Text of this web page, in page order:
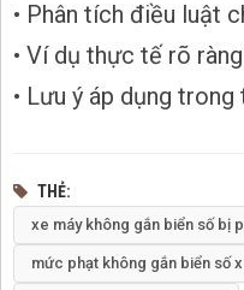
• Phân tích điều luật
• Ví dụ thực tế rõ ràng
• Lưu ý áp dụng
THẺ
xe máy không gắn biển số bị
mức phạt không gắn biển số